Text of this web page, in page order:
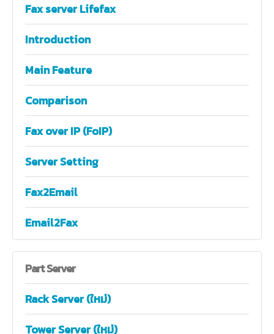
Fax server Lifefax
Introduction
Main Feature
Comparison
Fax over IP (FoIP)
Server Setting
Fax2Email
Email2Fax
PartServer
Rack Server (ใหม่)
Tower Server (ใหม่)